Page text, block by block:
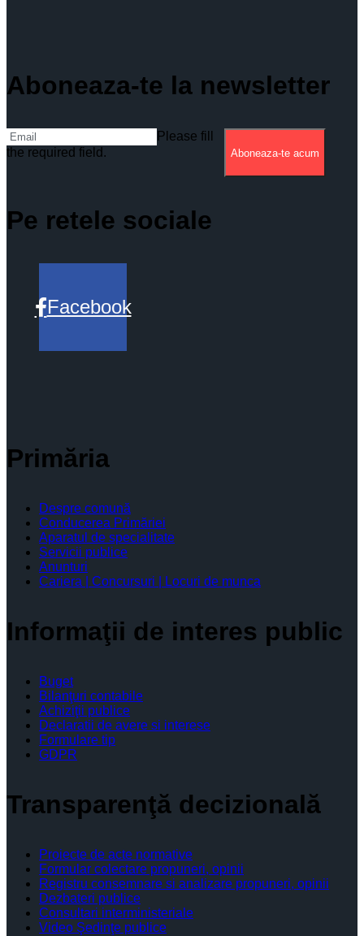
Aboneaza-te la newsletter
Please fill
the required field.
Aboneaza-te acum
Pe retele sociale
Facebook
Primăria
Despre comună
Conducerea Primăriei
Aparatul de specialitate
Servicii publice
Anunturi
Cariera | Concursuri | Locuri de munca
Informaţii de interes public
Buget
Bilanţuri contabile
Achiziţii publice
Declaratii de avere si interese
Formulare tip
GDPR
Transparenţă decizională
Proiecte de acte normative
Formular colectare propuneri, opinii
Registru consemnare si analizare propuneri, opinii
Dezbateri publice
Consultari interministeriale
Video Şedinţe publice